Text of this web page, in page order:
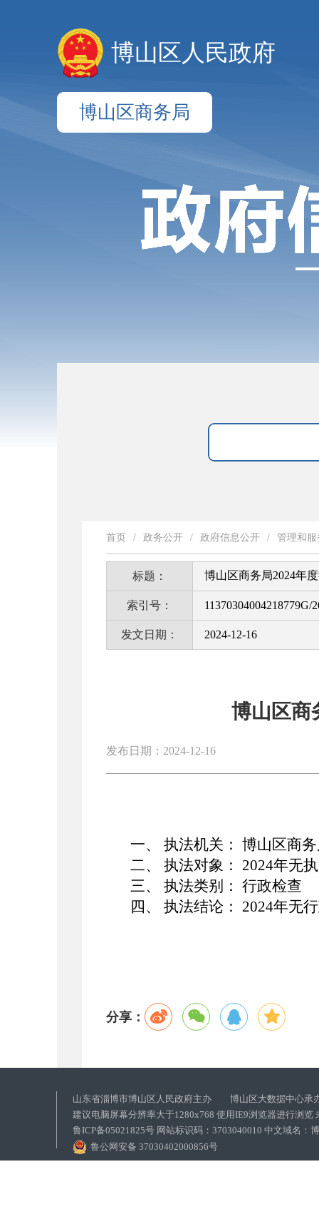
博山区人民政府
博山区商务局
首页 / 政务公开 / 政府信息公开 / 管理和
标题： 博山区商务局2024年
索引号： 11370304004218779G/
发文日期： 2024-12-16
博山区商
发布日期：2024-12-16
一、 执法机关： 博山区商
二、
执法对象：
2024年无
三、
执法类别： 行政检查
四、
执法结论： 2024年无
分享：
山东省淄博市博山区人民政府主办 博山区大数据中心承
建议电脑屏幕分辨率大于1280x768 使用IE9浏览器进行浏览
鲁ICP备05021825号 网站标识码：3703040010 中文域名：
鲁公网安备 37030402000856号